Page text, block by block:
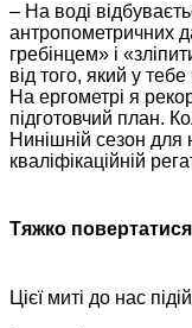
– На воді
антропометричних
гребінцем» і
від того, який у
На ергометрі я
підготовчий план.
Нинішній сезон для
кваліфікаційній
Тяжко повертатися
Цієї миті до нас